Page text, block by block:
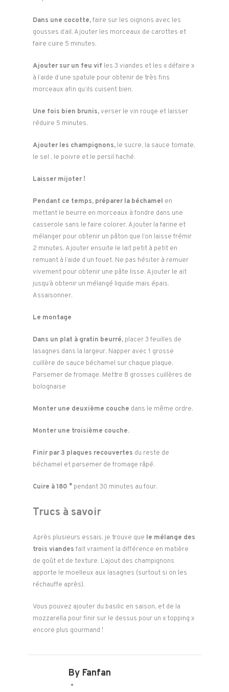
Dans une cocotte,faire sur les oignons avec les
gousses d’ail. Ajouter les morceaux de carottes et
faire cuire 5 minutes.
Ajouter sur un feu vif les 3 viandes et les « défaire »
à l’aide d’une spatule pour obtenir de très fins
morceaux afin qu’ils cuisent bien.
Une fois bien brunis,verser le vin rouge et laisser
réduire 5 minutes.
Ajouter les champignons, le sucre, la sauce tomate,
le sel , le poivre et le persil haché.
Laisser mijoter !
Pendant ce temps, préparer la béchamel en
mettant le beurre en morceaux à fondre dans une
casserole sans le faire colorer. Ajouter la farine et
mélanger pour obtenir un pâton que l’on laisse frémir
2 minutes. Ajouter ensuite le lait petit à petit en
remuant à l’aide d’un fouet. Ne pas hésiter à remuer
vivement pour obtenir une pâte lisse. Ajouter le ait
jusqu’à obtenir un mélangé liquide mais épais.
Assaisonner.
Le montage
Dans un plat à gratin beurré, placer 3 feuilles de
lasagnes dans la largeur. Napper avec 1 grosse
cuillère de sauce béchamel sur chaque plaque.
Parsemer de fromage. Mettre 8 grosses cuillères de
bolognaise
Monter une deuxième couche dans le même ordre.
Monter une troisième couche.
Finir par 3 plaques recouvertes du reste de
béchamel et parsemer de fromage râpé.
Cuire à 180 ° pendant 30 minutes au four.
Trucs à savoir
Après plusieurs essais, je trouve que le mélange des
trois viandesfait vraiment la différence en matière
de goût et de texture. L’ajout des champignons
apporte le moelleux aux lasagnes (surtout si on les
réchauffe après).
Vous pouvez ajouter du basilic en saison, et de la
mozzarella pour finir sur le dessus pour un « topping »
encore plus gourmand !
By Fanfan